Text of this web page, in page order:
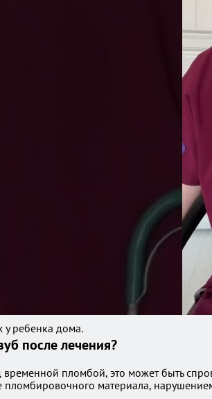
у ребенка дома.
после лечения?
временной пломбой, это может быть
пломбировочного материала,